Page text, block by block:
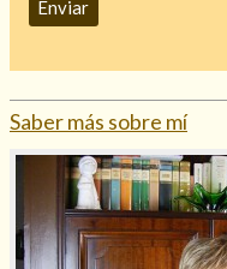
Mi Blog
Saber más sobre mí